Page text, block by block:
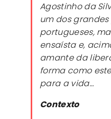
Agostinho da
um dos
portugueses,
ensaísta e,
amante da
forma como
para a vida…
Contexto